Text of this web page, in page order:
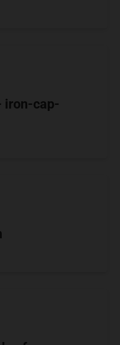
iron-cap-